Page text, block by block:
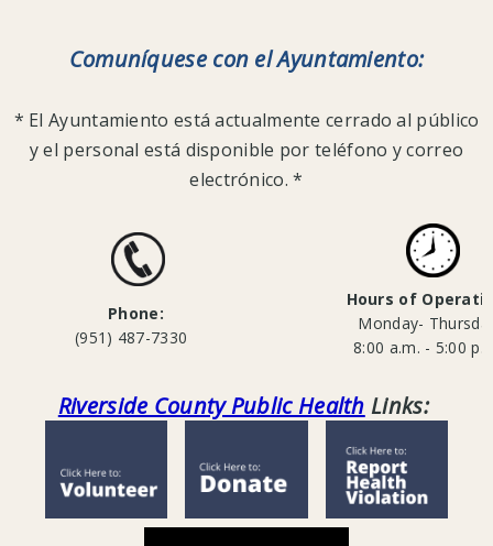
Todas
las
bibliotecas
cerradas
desde
15
de
hasta
Comuníquese con el Ayuntamiento:
* El Ayuntamiento está actualmente cerrado al público
y el personal está disponible por teléfono y correo
electrónico. *
Phone:
(951) 487-7330
Hours of
Monday-
8:00 a.m. - 5:00
Riverside County Public Health Links: